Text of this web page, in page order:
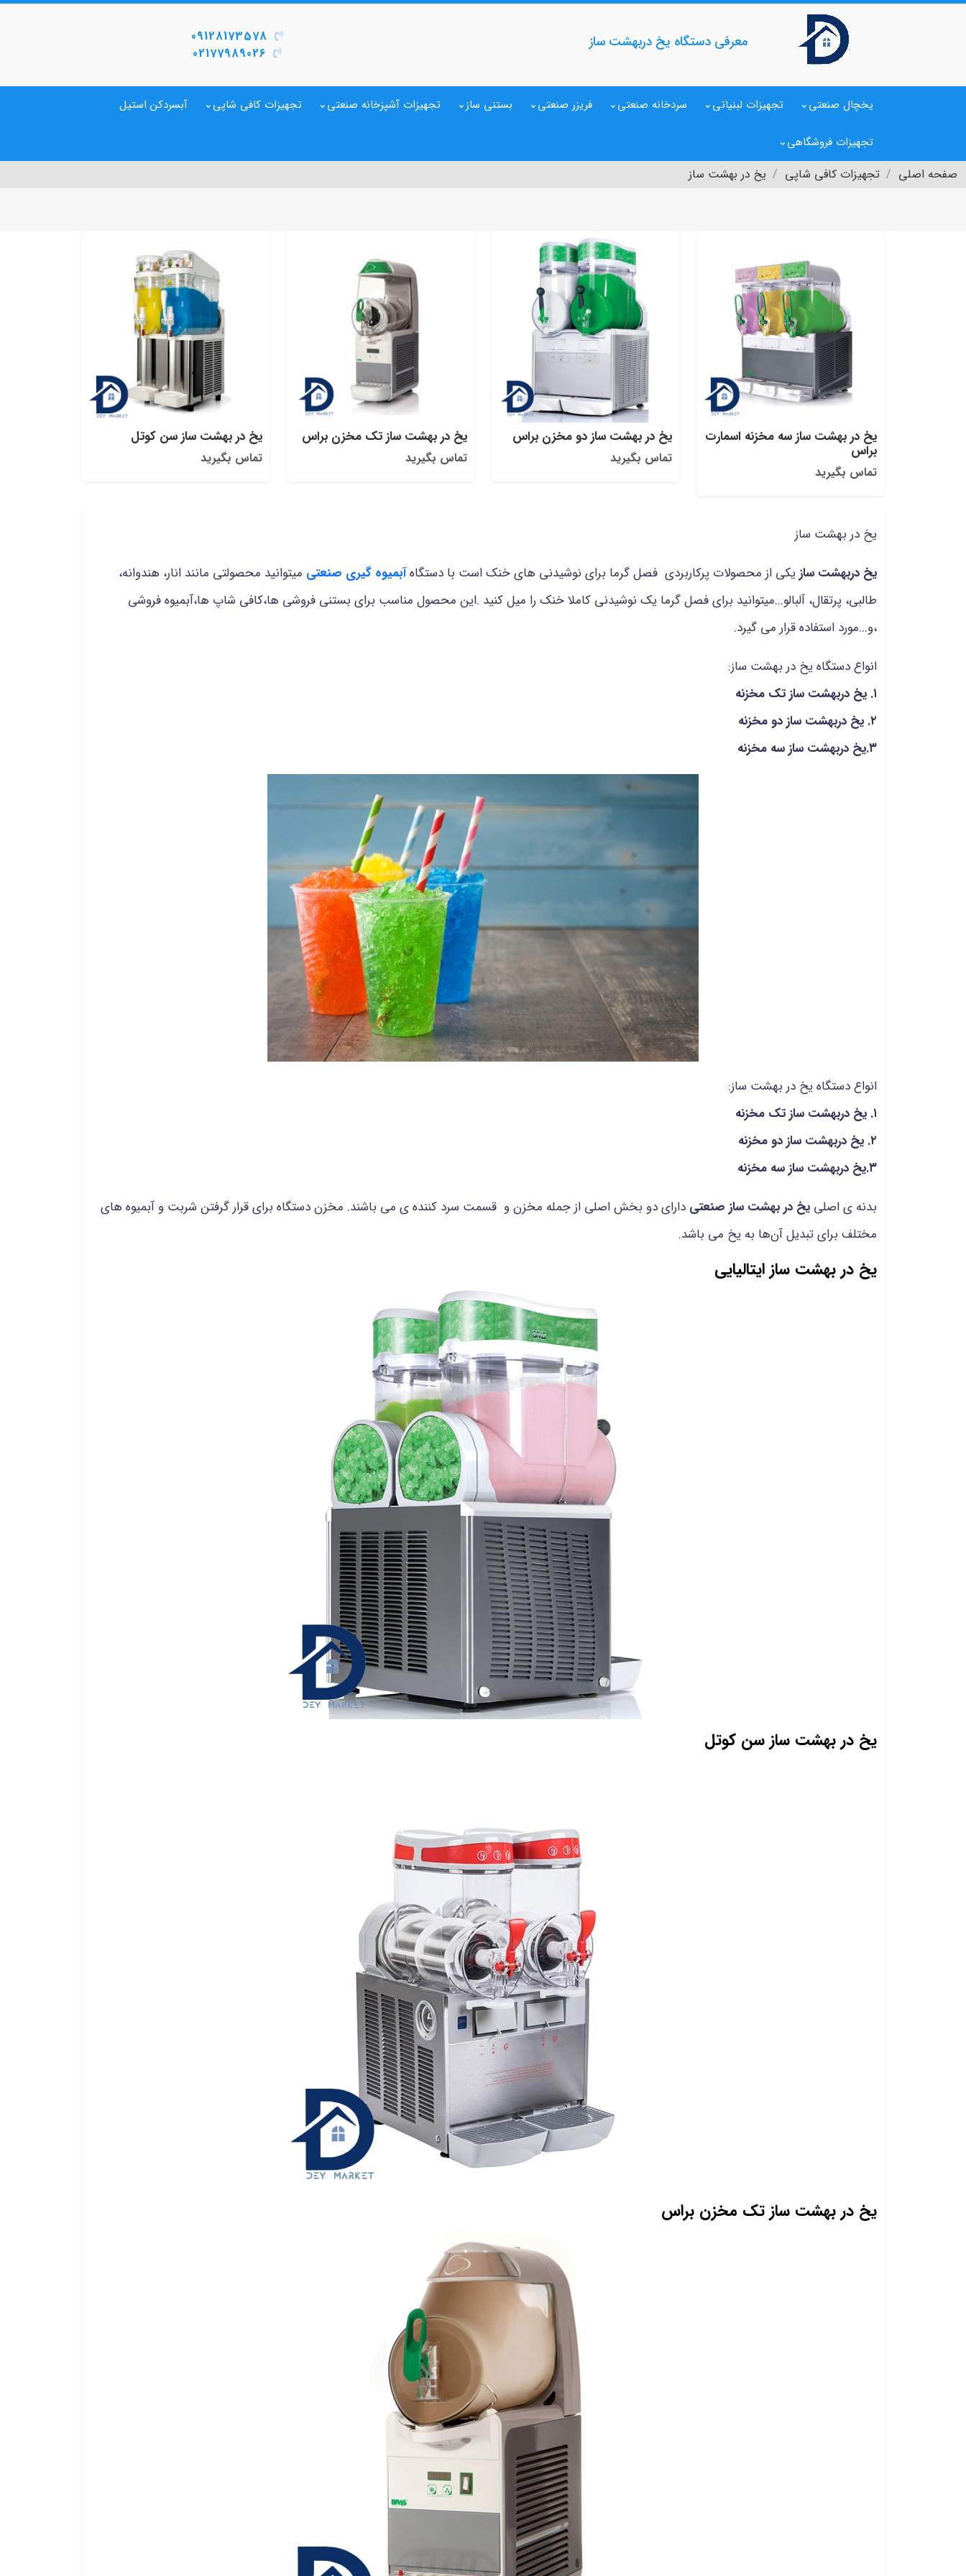
معرفی دستگاه یخ دربهشت ساز
09128173578
02177989026
یخچال صنعتی تجهیزات لبنیاتی سردخانه صنعتی فریزر صنعتی بستنی ساز تجهیزات آشپزخانه صنعتی تجهیزات کافی شاپی آبسردکن استیل
تجهیزات فروشگاهی
صفحه اصلی تجهیزات کافی شاپی یخ در بهشت ساز
یخ در بهشت ساز سه مخزنه اسمارت
براس
تماس بگیرید
یخ در بهشت ساز دو مخزن براس
تماس بگیرید
یخ در بهشت ساز تک مخزن براس
تماس بگیرید
یخ در بهشت ساز سن کوتل
تماس بگیرید
یخ در بهشت ساز
یخ دربهشت ساز یکی از محصولات پرکاربردی فصل گرما برای نوشیدنی های خنک است با دستگاهآبمیوه گیری صنعتی میتوانید محصولتی مانند انار، هندوانه،
طالبی، پرتقال، آلبالو...میتوانید برای فصل گرما یک نوشیدنی کاملا خنک را میل کنید .این محصول مناسب برای بستنی فروشی ها،کافی شاپ ها،آبمیوه فروشی
،و...مورد استفاده قرار می گیرد.
انواع دستگاه یخ در بهشت ساز:
۱. یخ دربهشت ساز تک مخزنه
۲. یخ دربهشت ساز دو مخزنه
۳.یخ دربهشت ساز سه مخزنه
انواع دستگاه یخ در بهشت ساز:
۱. یخ دربهشت ساز تک مخزنه
۲. یخ دربهشت ساز دو مخزنه
۳.یخ دربهشت ساز سه مخزنه
بدنه ی اصلی یخ در بهشت ساز صنعتی دارای دو بخش اصلی از جمله مخزن و قسمت سرد کننده‌ ی می باشند. مخزن دستگاه برای قرار گرفتن شربت و آبمیوه های
مختلف برای تبدیل آن‌ها به یخ می باشد.
یخ در بهشت ساز ایتالیایی
یخ در بهشت ساز سن کوتل
یخ در بهشت ساز تک مخزن براس